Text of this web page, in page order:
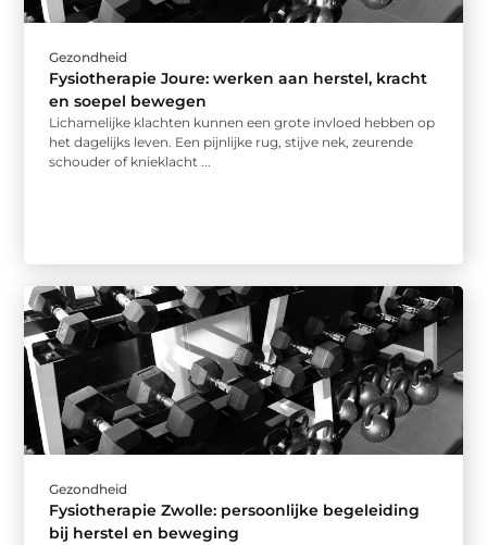
Gezondheid
Fysiotherapie Joure: werken aan herstel, kracht
en soepel bewegen
Lichamelijke klachten kunnen een grote invloed hebben op
het dagelijks leven. Een pijnlijke rug, stijve nek, zeurende
schouder of knieklacht ...
Gezondheid
Fysiotherapie Zwolle: persoonlijke begeleiding
bij herstel en beweging